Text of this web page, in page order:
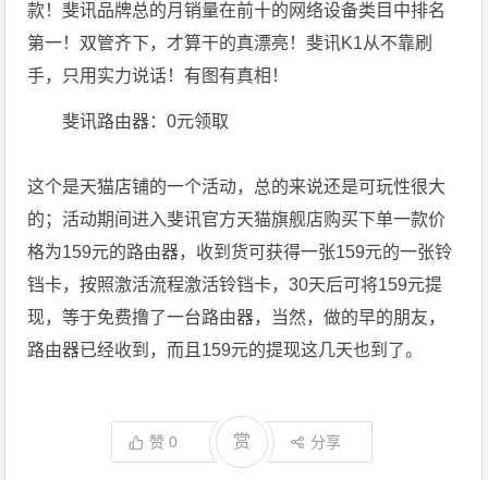
款！斐讯品牌总的月销量在前十的网络设备类目中排名
第一！双管齐下，才算干的真漂亮！斐讯K1从不靠刷
手，只用实力说话！有图有真相！
斐讯路由器：0元领取
这个是天猫店铺的一个活动，总的来说还是可玩性很大
的；活动期间进入斐讯官方天猫旗舰店购买下单一款价
格为159元的路由器，收到货可获得一张159元的一张铃
铛卡，按照激活流程激活铃铛卡，30天后可将159元提
现，等于免费撸了一台路由器，当然，做的早的朋友，
路由器已经收到，而且159元的提现这几天也到了。
赞0 赏 分享